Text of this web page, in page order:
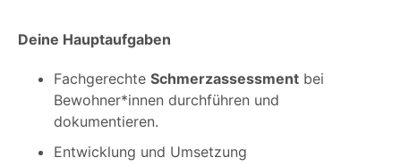
Deine Hauptaufgaben
Fachgerechte Schmerzassessment bei
Bewohner*innen durchführen und
dokumentieren.
Entwicklung und Umsetzung